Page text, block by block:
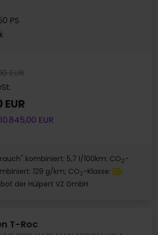
PS
EUR
EUR
* kombiniert: 5,7 l/100km; CO2-
129 g/km; CO2-Klasse: D
der Hülpert VZ GmbH
T-Roc